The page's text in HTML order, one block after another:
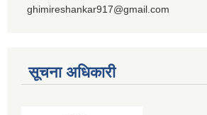
ghimireshankar917@gmail.com
सूचना अधिकारी